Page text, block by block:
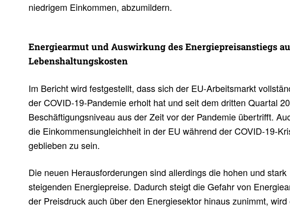
niedrigem Einkommen, abzumildern.
Ener­gie­armut und Auswir­kung des Ener­gie­preis­an­stiegs
Lebens­hal­tungs­kosten
Im Bericht wird festgestellt, dass sich der EU-Arbeitsmarkt
der COVID-19-Pandemie erholt hat und seit dem dritten Quartal
Beschäftigungsniveau aus der Zeit vor der Pandemie übertrifft.
die Einkommensungleichheit in der EU während der COVID-19-
geblieben zu sein.
Die neuen Herausforderungen sind allerdings die hohen und stark
steigenden Energiepreise. Dadurch steigt die Gefahr von
der Preisdruck auch über den Energiesektor hinaus zunimmt,